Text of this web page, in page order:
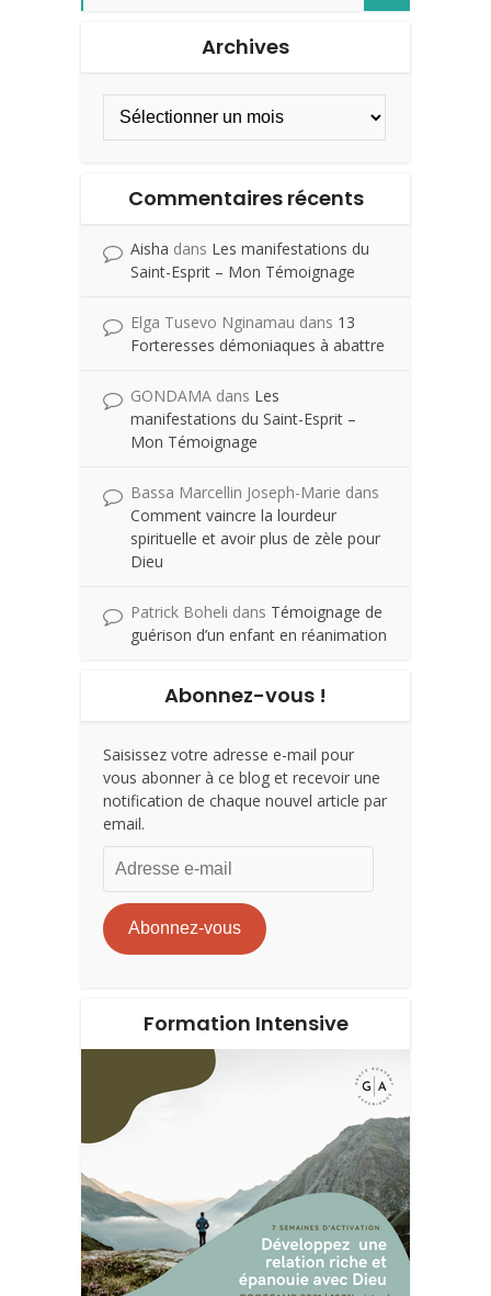
Archives
Commentaires récents
Aisha dans Les manifestations du
Saint-Esprit – Mon Témoignage
Elga Tusevo Nginamau dans 13
Forteresses démoniaques à abattre
GONDAMA dans Les
manifestations du Saint-Esprit –
Mon Témoignage
Bassa Marcellin Joseph-Marie dans
Comment vaincre la lourdeur
spirituelle et avoir plus de zèle pour
Dieu
Patrick Boheli dans Témoignage de
guérison d’un enfant en réanimation
Abonnez-vous !
Saisissez votre adresse e-mail pour
vous abonner à ce blog et recevoir une
notification de chaque nouvel article par
email.
Adresse
e-
mail
Abonnez-vous
Formation Intensive